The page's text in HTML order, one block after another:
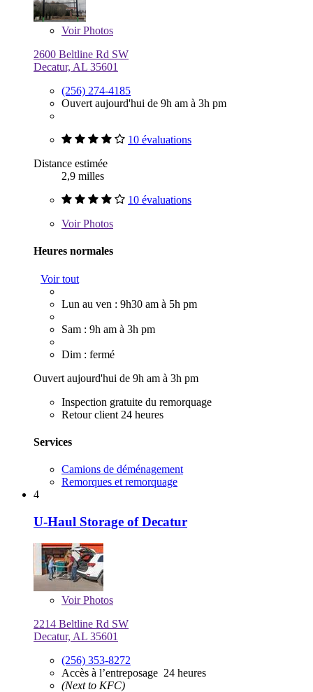
VoirPhotos
2600 Beltline Rd SW
Decatur, AL 35601
(256) 274-4185
Ouvert aujourd'hui de 9h am à 3h pm
10 évaluations
Distance estimée
2,9 milles
10 évaluations
VoirPhotos
Heures normales
Voir tout
Lun au ven : 9h30 am à 5h pm
Sam : 9h am à 3h pm
Dim : fermé
Ouvert aujourd'hui de 9h am à 3h pm
Inspection gratuite du remorquage
Retour client 24 heures
Services
Camions de déménagement
Remorques et remorquage
4
U-Haul Storage of Decatur
VoirPhotos
2214 Beltline Rd SW
Decatur, AL 35601
(256) 353-8272
Accès à l’entreposage 24 heures
(Next to KFC)